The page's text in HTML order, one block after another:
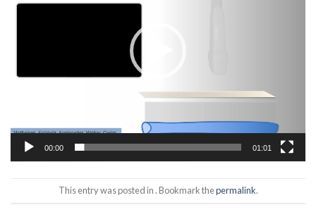
00:00 01:01
This entry was posted in . Bookmark thepermalink.